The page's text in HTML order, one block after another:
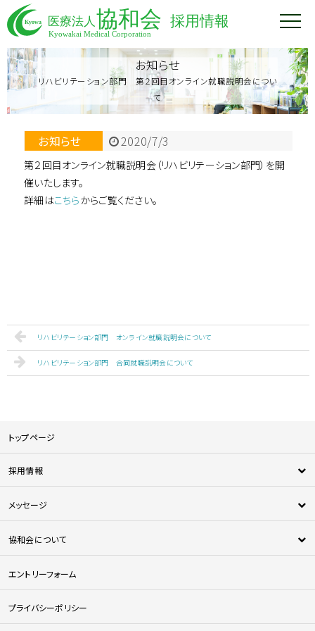
お知らせ
リハビリテーション部門 第２回目オンライン就職説明会につい
て
お知らせ 2020/7/3
第２回目オンライン就職説明会（リハビリテーション部門）を開
催いたします。
詳細はこちらからご覧ください。
リハビリテーション部門 オンライン就職説明会について
リハビリテーション部門 合同就職説明会について
トップページ
採用情報
医師採用
メッセージ
協和会について
協和会を知る
人材育成について
エントリーフォーム
プライバシーポリシー